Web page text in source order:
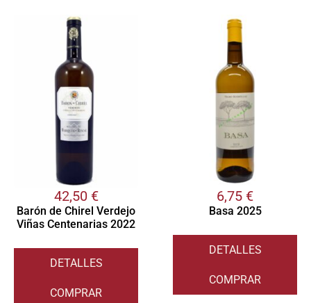
42,50 €
Barón de Chirel Verdejo
Viñas Centenarias 2022
DETALLES
COMPRAR
6,75 €
Basa 2025
DETALLES
COMPRAR